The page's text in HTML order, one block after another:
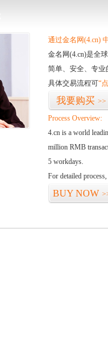
通过金名网(4.cn)
金名网(4.cn)是全
简单、安全、专业
具体交易流程可“
我要购买 >>
Process Overview:
4.cn is a world
million RMB
5 workdays.
For detailed
BUY NOW